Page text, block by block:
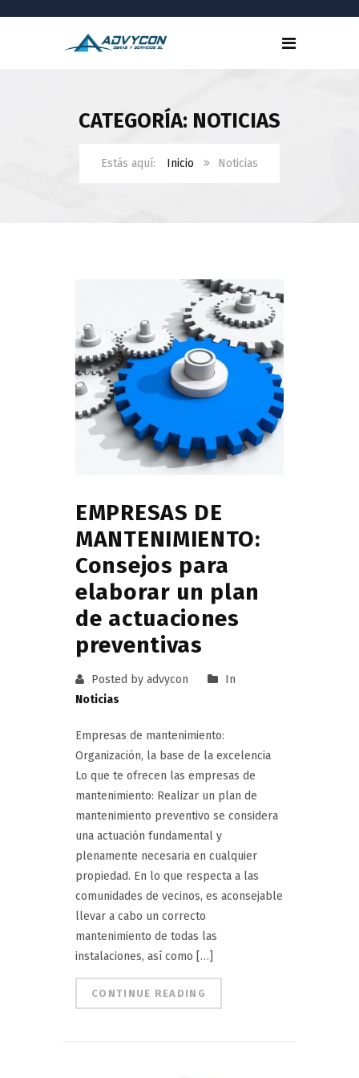
CATEGORÍA: NOTICIAS
Inicio Noticias
EMPRESAS DE
MANTENIMIENTO:
Consejos para
elaborar un plan
de actuaciones
preventivas
Posted by advycon
In
Noticias
Empresas de mantenimiento:
Organización, la base de la excelencia
Lo que te ofrecen las empresas de
mantenimiento: Realizar un plan de
mantenimiento preventivo se considera
una actuación fundamental y
plenamente necesaria en cualquier
propiedad. En lo que respecta a las
comunidades de vecinos, es aconsejable
llevar a cabo un correcto
mantenimiento de todas las
instalaciones, así como […]
CONTINUE READING